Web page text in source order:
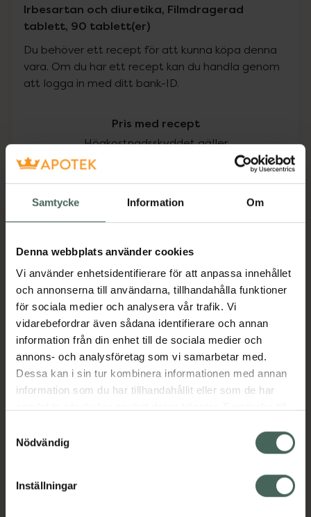
Samtycke Information Om
Denna webbplats använder cookies
Vi använder enhetsidentifierare för att anpassa innehållet
och annonserna till användarna, tillhandahålla funktioner
för sociala medier och analysera vår trafik. Vi
vidarebefordrar även sådana identifierare och annan
information från din enhet till de sociala medier och
annons- och analysföretag som vi samarbetar med.
Dessa kan i sin tur kombinera informationen med annan
information som du har tillhandahållit eller som de har
återkalla ditt samtycke via webbplatsens
cookieinställningar. Ett återkallat samtycke påverkar inte
lagligheten av behandling som skett innan återkallelsen.
Nödvändig
Inställningar
Irbesartan och diuretika, Filmdragerad
tablett, 90 tablett(er)
Du behöver ett recept för att kunna köpa denna
vara. Om du har ett recept kan du handla genom
att logga in med ditt bank-ID.
Pris med recept
Högkostnadsskyddet gäller
242,48 kr
I apotek:242,48 kr
Aktuella erbjudanden
Beskrivning Dölj
Läs alltid bipacksedeln innan